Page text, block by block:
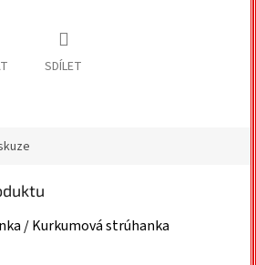
SDÍLET
/ Kurkumová strúhanka